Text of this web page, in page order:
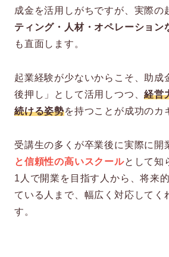
成金を活用しがちですが、実際の
ティング・人材・オペレーション
も直面します。
起業経験が少ないからこそ、助成
後押し」として活用しつつ、経営
続ける姿勢を持つことが成功のカ
受講生の多くが卒業後に実際に開
と信頼性の高いスクールとして知
1人で開業を目指す人から、将来
ている人まで、幅広く対応してく
す。